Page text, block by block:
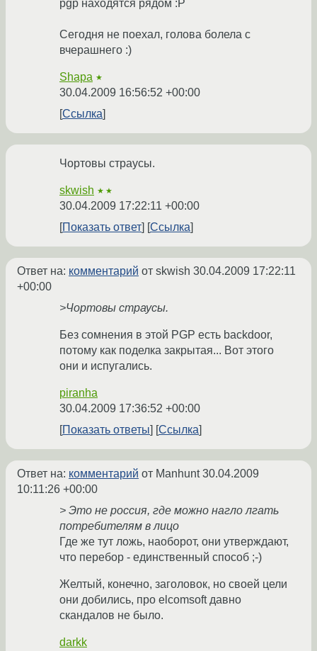
pgp находятся рядом :P
Сегодня не поехал, голова болела с
вчерашнего :)
Shapa ★
30.04.2009 16:56:52 +00:00
Ссылка
Чортовы страусы.
skwish ★★
30.04.2009 17:22:11 +00:00
Показать ответ
Ссылка
Ответ на: комментарий от skwish 30.04.2009 17:22:11
+00:00
>Чортовы страусы.
Без сомнения в этой PGP есть backdoor,
потому как поделка закрытая... Вот этого
они и испугались.
piranha
30.04.2009 17:36:52 +00:00
Показать ответы
Ссылка
Ответ на: комментарий от Manhunt30.04.2009
10:11:26 +00:00
> Это не россия, где можно нагло лгать
потребителям в лицо
Где же тут ложь, наоборот, они утверждают,
что перебор - единственный способ ;-)
Желтый, конечно, заголовок, но своей цели
они добились, про elcomsoft давно
скандалов не было.
darkk